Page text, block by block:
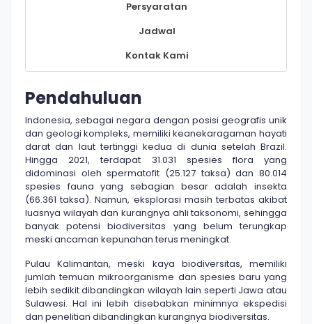
Persyaratan
Jadwal
Kontak Kami
Pendahuluan
Indonesia, sebagai negara dengan posisi geografis unik
dan geologi kompleks, memiliki keanekaragaman hayati
darat dan laut tertinggi kedua di dunia setelah Brazil.
Hingga 2021, terdapat 31.031 spesies flora yang
didominasi oleh spermatofit (25.127 taksa) dan 80.014
spesies fauna yang sebagian besar adalah insekta
(66.361 taksa). Namun, eksplorasi masih terbatas akibat
luasnya wilayah dan kurangnya ahli taksonomi, sehingga
banyak potensi biodiversitas yang belum terungkap
meski ancaman kepunahan terus meningkat.
Pulau Kalimantan, meski kaya biodiversitas, memiliki
jumlah temuan mikroorganisme dan spesies baru yang
lebih sedikit dibandingkan wilayah lain seperti Jawa atau
Sulawesi. Hal ini lebih disebabkan minimnya ekspedisi
dan penelitian dibandingkan kurangnya biodiversitas.